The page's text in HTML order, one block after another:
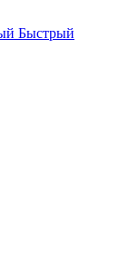
Быстрый